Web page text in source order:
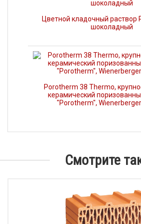
Цветной кладочный раствор
шоколадный
Porotherm 38 Thermo,
керамический
"Porotherm",
Смотрите